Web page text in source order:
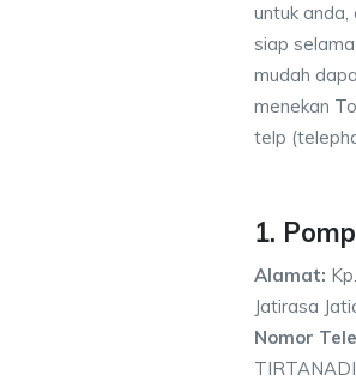
untuk
siap
mudah
menekan
telp
1.
Alamat:
Jatirasa
Nomor